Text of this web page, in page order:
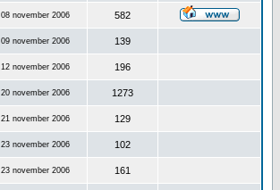
08 november 2006 582
09 november 2006 139
12 november 2006 196
20 november 2006 1273
21 november 2006 129
23 november 2006 102
23 november 2006 161